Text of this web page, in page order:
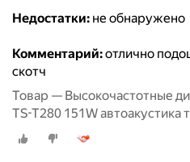
Недостатки: не обнаружено
Комментарий:отлично
скотч
Товар — Высокочастотные
TS-T280 151W
Вч динамики колонки